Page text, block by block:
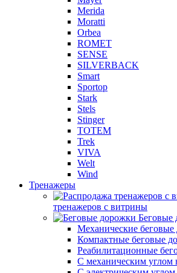
Merida
Moratti
Orbea
ROMET
SENSE
SILVERBACK
Smart
Sportop
Stark
Stels
Stinger
TOTEM
Trek
VIVA
Welt
Wind
Тренажеры
тренажеров с витрины
Беговые
Механические
Компактные беговые
Реабилитационные
С механическим углом